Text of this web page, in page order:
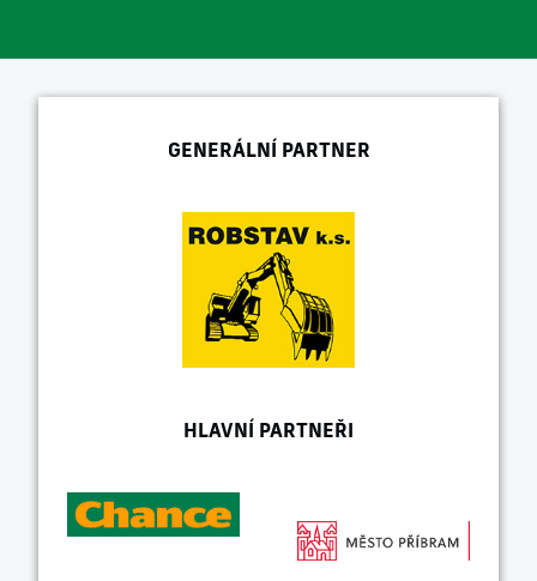
GENERÁLNÍ PARTNER
HLAVNÍ PARTNEŘI